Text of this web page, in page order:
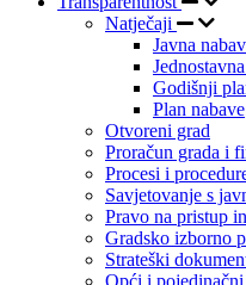
Natječaji
Javna
Godišnji
Plan nabave
Otvoreni grad
Proračun grada i
Procesi i
Savjetovanje s
Pravo na pristup
Gradsko izborno
Strateški
Opći i